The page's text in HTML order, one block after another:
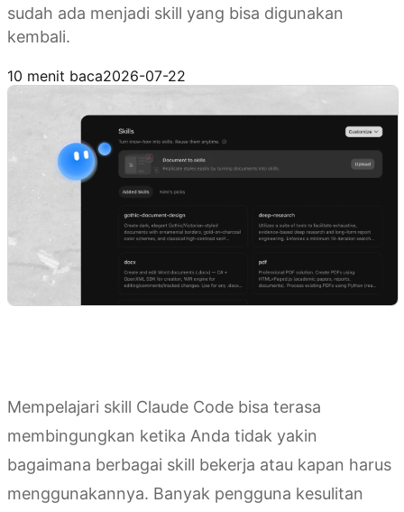
sudah ada menjadi skill yang bisa digunakan
kembali.
10 menit baca2026-07-22
Mempelajari skill Claude Code bisa terasa
membingungkan ketika Anda tidak yakin
bagaimana berbagai skill bekerja atau kapan harus
menggunakannya. Banyak pengguna kesulitan